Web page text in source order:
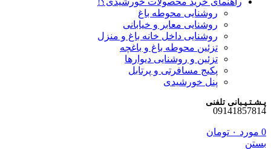
روشنایی محوطه باغ
روشنایی معابر و خیابانی
روشنایی داخل خانه باغ و منزل
تزئین محوطه باغ و باغچه
تزئین و روشنایی دیوارها
پکیج مسافرتی و پرتابل
پنل خورشیدی
پـشـتـیـبانی تلفنی
09141857814
0 مورد ۰ تومان
بستن